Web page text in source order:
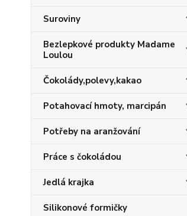
Suroviny
Bezlepkové produkty Madame
Loulou
Čokolády,polevy,kakao
Potahovací hmoty, marcipán
Potřeby na aranžování
Práce s čokoládou
Jedlá krajka
Silikonové formičky